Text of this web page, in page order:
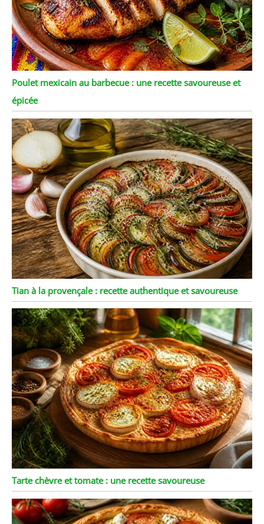
Poulet mexicain au barbecue : une recette savoureuse et
épicée
Tian à la provençale : recette authentique et savoureuse
Tarte chèvre et tomate : une recette savoureuse